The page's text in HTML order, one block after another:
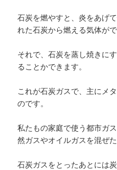
石炭を燃やすと、炎をあげ
れた石炭から燃える気体がで
それで、石炭を蒸し焼きに
ることかできます。
これが石炭ガスで、主にメ
のです。
私たもの家庭で使う都市ガ
然ガスやオイルガスを混ぜた
石炭ガスをとったあとには